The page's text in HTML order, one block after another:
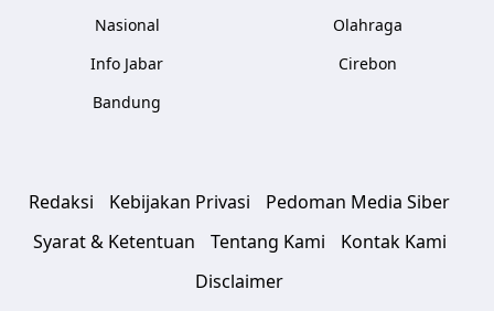
Nasional
Info Jabar
Bandung
Olahraga
Cirebon
Redaksi Kebijakan Privasi
Pedoman Media Siber
Syarat & Ketentuan
Tentang Kami
Kontak Kami
Disclaimer